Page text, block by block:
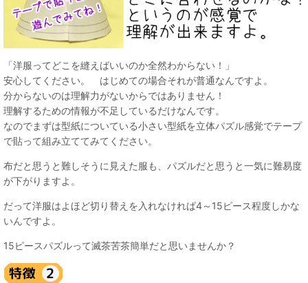
「洋服ってどこを縫えばいいのか全然わからない！」
安心してください。 はじめての場合それが普通なんですよ。
分からないのは理解力がないからではありません！
理解するための情報が不足しているだけなんです。
なのでまずは型紙についている小さい型紙を立体パズル感覚でテープ
で貼って組み立ててみてください。
布だと思うと難しそうに見えた服も、パズルだと思うと一気に難易度
が下がりますよ。
だって洋服はよほど切り替えを入れなければ4～15ピース程度しかな
いんですよ。
15ピースパズルって滅茶苦茶簡単だと思いませんか？